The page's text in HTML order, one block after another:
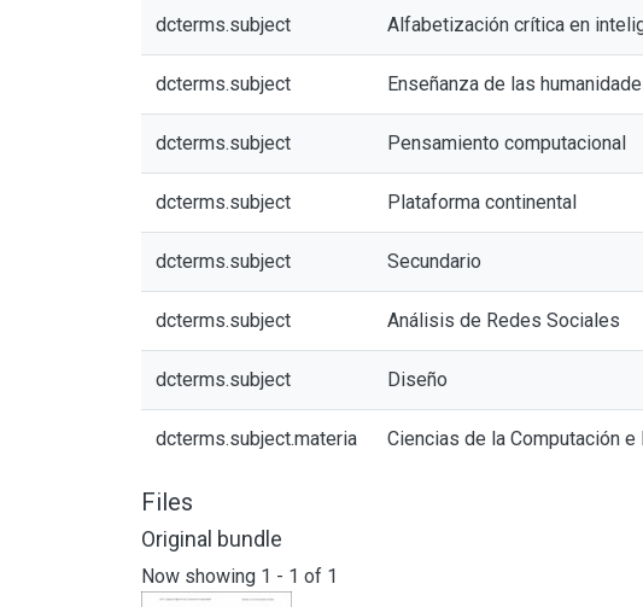
dcterms.subject Alfabetización crítica en
dcterms.subject Enseñanza de las
dcterms.subject Pensamiento computacional
dcterms.subject Plataforma continental
dcterms.subject Secundario
dcterms.subject Análisis de Redes Sociales
dcterms.subject Diseño
dcterms.subject.materia Ciencias de la Computación
Files
Original bundle
Now showing 1 - 1 of 1